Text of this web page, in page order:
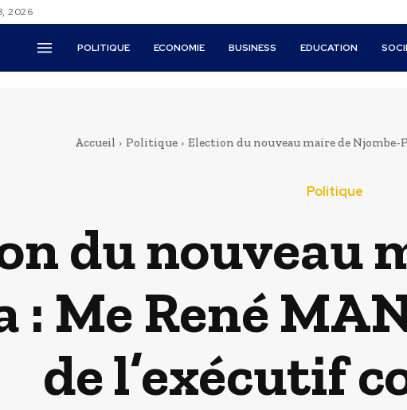
2026
POLITIQUE ECONOMIE BUSINESS EDUCATION
Accueil Politique Election du nouveau maire de Njombe-
Politique
du nouveau
: Me René
de l’exécutif